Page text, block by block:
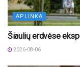
APLINKA
Šiaulių erdvėse
2026-08-06